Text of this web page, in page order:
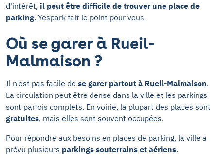
d'intérêt, il peut être difficile de trouver une place de
parking. Yespark fait le point pour vous.
Où se garer à Rueil-
Malmaison ?
Il n’est pas facile de se garer partout à Rueil-Malmaison.
La circulation peut être dense dans la ville et les parkings
sont parfois complets. En voirie, la plupart des places sont
gratuites, mais elles sont souvent occupées.
Pour répondre aux besoins en places de parking, la ville a
prévu plusieurs parkings souterrains et aériens.